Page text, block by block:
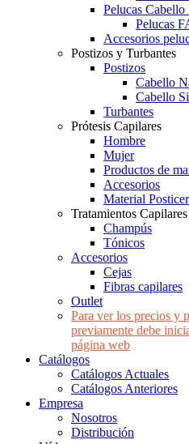
Pelucas Cabello
Pelucas
Accesorios
Postizos y Turbantes
Postizos
Cabello
Cabello
Turbantes
Prótesis Capilares
Hombre
Mujer
Productos de
Accesorios
Material
Tratamientos Capilares
Champús
Tónicos
Accesorios
Cejas
Fibras capilares
Outlet
Para ver los precios y
previamente debe
página web
Catálogos
Catálogos Actuales
Catálogos Anteriores
Empresa
Nosotros
Distribución